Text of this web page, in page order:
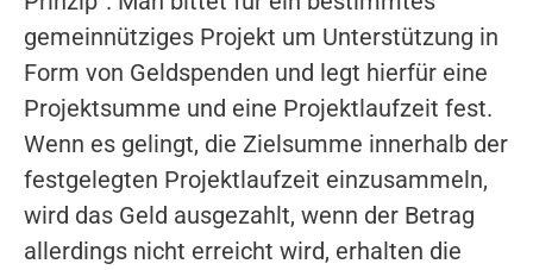
gemeinnütziges Projekt um Unterstützung in
Form von Geldspenden und legt hierfür eine
Projektsumme und eine Projektlaufzeit fest.
Wenn es gelingt, die Zielsumme innerhalb der
festgelegten Projektlaufzeit einzusammeln,
wird das Geld ausgezahlt, wenn der Betrag
allerdings nicht erreicht wird, erhalten die